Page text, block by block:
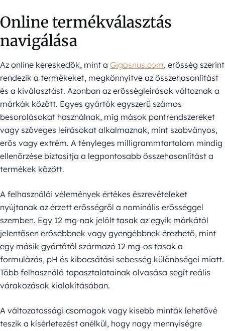
Online termékválasztás
navigálása
Az online kereskedők, mint a Gigasnus.com, erősség szerint
rendezik a termékeket, megkönnyítve az összehasonlítást
és a kiválasztást. Azonban az erősségleírások változnak a
márkák között. Egyes gyártók egyszerű számos
besorolásokat használnak, míg mások pontrendszereket
vagy szöveges leírásokat alkalmaznak, mint szabványos,
erős vagy extrém. A tényleges milligrammtartalom mindig
ellenőrzése biztosítja a legpontosabb összehasonlítást a
termékek között.
A felhasználói vélemények értékes észrevételeket
nyújtanak az érzett erősségről a nominális erősséggel
szemben. Egy 12 mg-nak jelölt tasak az egyik márkától
jelentősen erősebbnek vagy gyengébbnek érezhető, mint
egy másik gyártótól származó 12 mg-os tasak a
formulázás, pH és kibocsátási sebesség különbségei miatt.
Több felhasználó tapasztalatainak olvasása segít reális
várakozások kialakításában.
A változatossági csomagok vagy kisebb minták lehetővé
teszik a kísérletezést anélkül, hogy nagy mennyiségre